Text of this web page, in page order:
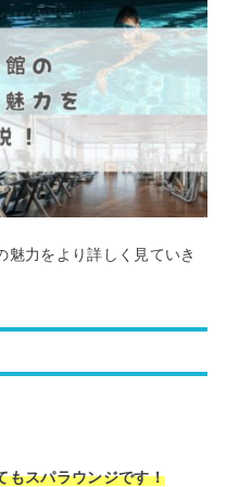
魅力をより詳しく見ていき
もスパラウンジです！